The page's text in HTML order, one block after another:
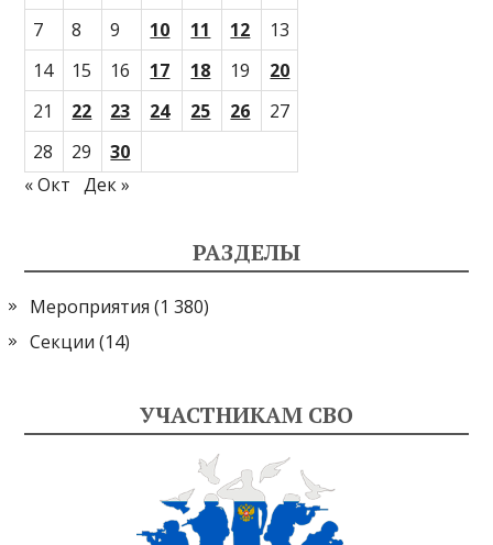
7
8 9 10 11 12
13
14
15 16 17 18 19
20
21
22 23 24 25 26
27
28
29
30
« Окт
Дек »
РАЗДЕЛЫ
Мероприятия (1 380)
Секции (14)
УЧАСТНИКАМ СВО